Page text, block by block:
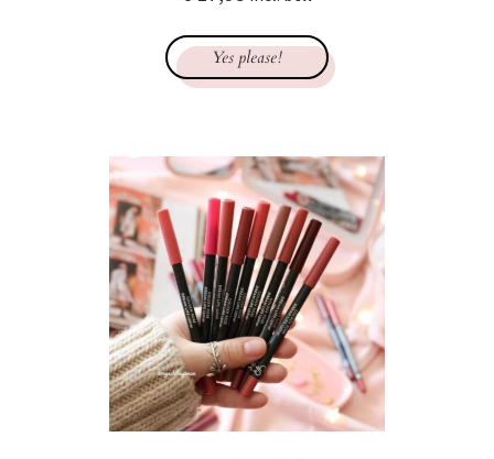
Yes please!